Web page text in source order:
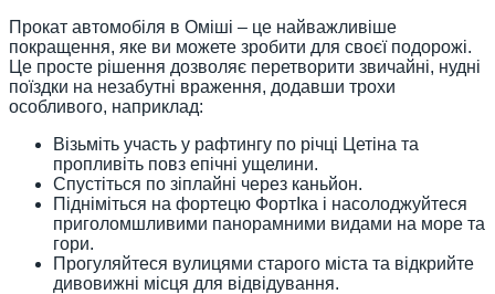
Прокат автомобіля в Оміші – це найважливіше
покращення, яке ви можете зробити для своєї подорожі.
Це просте рішення дозволяє перетворити звичайні, нудні
поїздки на незабутні враження, додавши трохи
особливого, наприклад:
Візьміть участь у рафтингу по річці Цетіна та
пропливіть повз епічні ущелини.
Спустіться по зіплайні через каньйон.
Підніміться на фортецю ФортІка і насолоджуйтеся
приголомшливими панорамними видами на море та
гори.
Прогуляйтеся вулицями старого міста та відкрийте
дивовижні місця для відвідування.